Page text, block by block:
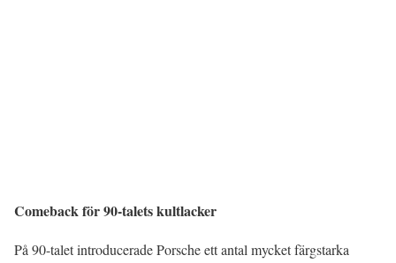
Comeback för 90-talets kultlacker
På 90-talet introducerade Porsche ett antal mycket färgstarka